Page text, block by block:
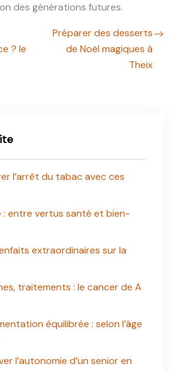
des générations futures.
? le
Préparer des desserts
de Noël magiques à
Theix
l’arrêt du tabac avec ces
entre vertus santé et bien-
extraordinaires sur la
traitements : le cancer de A
équilibrée : selon l’âge
l’autonomie d’un senior en